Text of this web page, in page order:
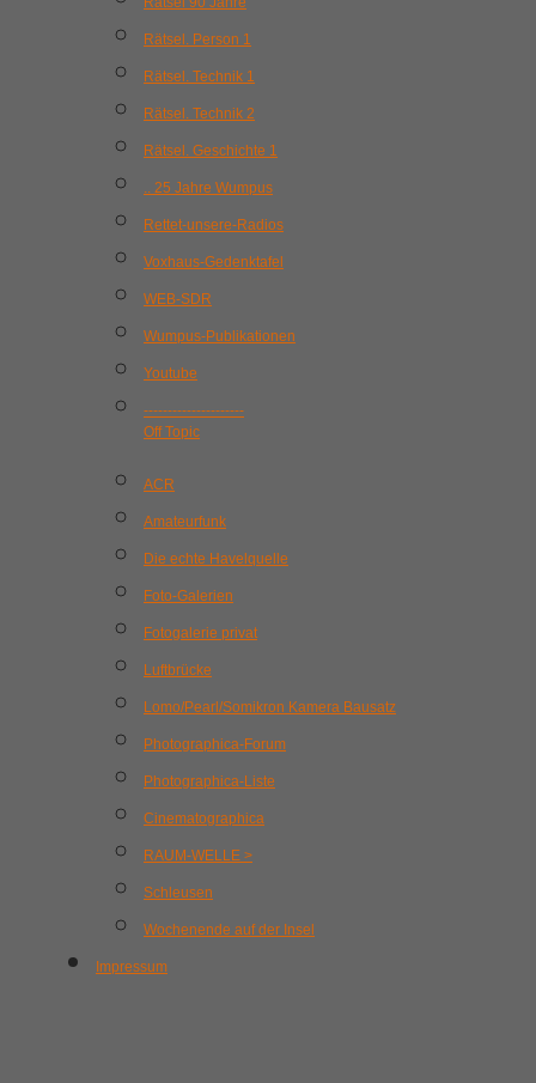
Rätsel. Person 1
Rätsel. Technik 1
Rätsel. Technik 2
Rätsel. Geschichte 1
.. 25 Jahre Wumpus
Rettet-unsere-Radios
Voxhaus-Gedenktafel
WEB-SDR
Wumpus-Publikationen
Youtube
---------------------
Off Topic
ACR
Amateurfunk
Die echte Havelquelle
Foto-Galerien
Fotogalerie privat
Luftbrücke
Lomo/Pearl/Somikron Kamera Bausatz
Photographica-Forum
Photographica-Liste
Cinematographica
RAUM-WELLE >
Schleusen
Wochenende auf der Insel
Impressum